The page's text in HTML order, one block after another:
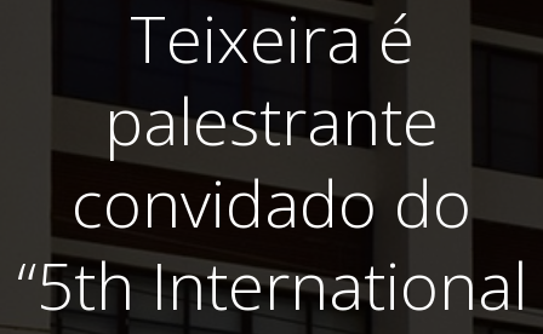
Teixeira é
palestrante
convidado do
“5th International